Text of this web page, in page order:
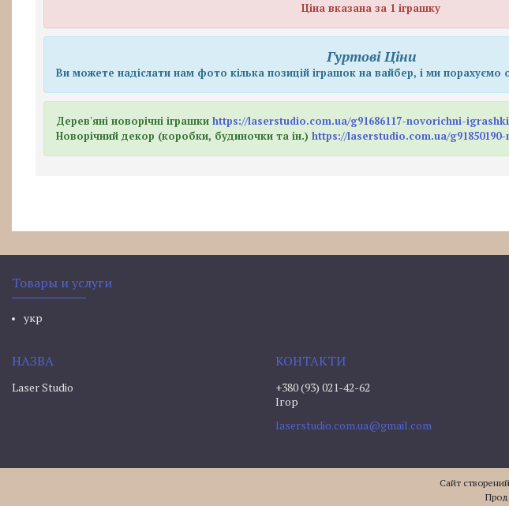
Ціна вказана за 1 іграшку
Гуртові Ціни
Ви можете надіслати нам фото кілька позицій іграшок на вайбер, і ми порахуємо
Дерев'яні новорічні іграшки https://laserstudio.com.ua/g91686117-novorichni-igrashki
Новорічний декор (коробки, будиночки та ін.) https://laserstudio.com.ua/
Товары и услуги
укр
Laser Studio
+380 (93) 021-42-62
Ігор
laserstudio.com.ua@gmail.com
Сайт